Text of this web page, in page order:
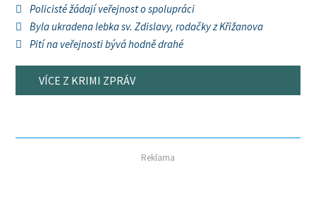
Policisté žádají veřejnost o spolupráci
Byla ukradena lebka sv. Zdislavy, rodačky z Křižanova
Pití na veřejnosti bývá hodně drahé
VÍCE Z KRIMI ZPRÁV
Reklama